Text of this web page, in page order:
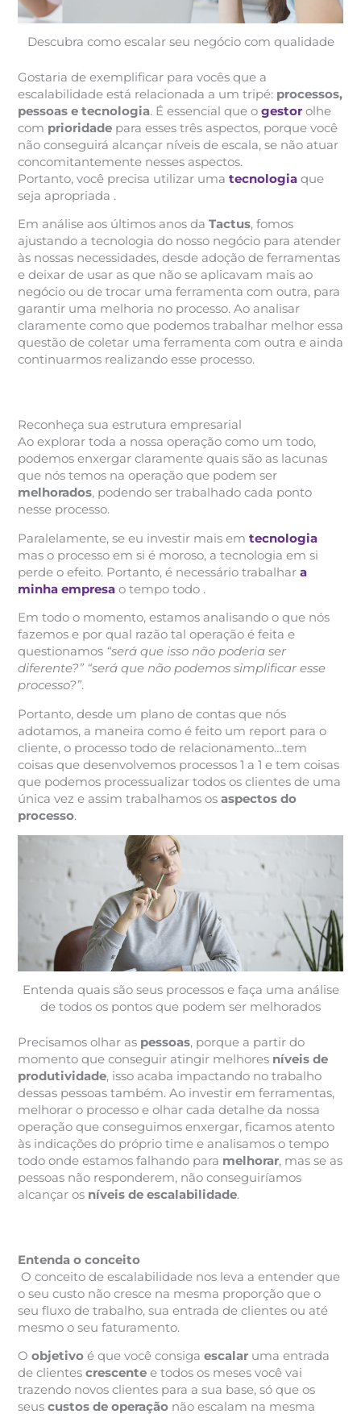
Descubra como escalar seu negócio com qualidade
Gostaria de exemplificar para vocês que a
escalabilidade está relacionada a um tripé: processos,
pessoas e tecnologia. É essencial que o gestor olhe
com prioridadepara esses três aspectos, porque você
não conseguirá alcançar níveis de escala, se não atuar
concomitantemente nesses aspectos.
Portanto, você precisa utilizar uma tecnologiaque
seja apropriada .
Em análise aos últimos anos da Tactus, fomos
ajustando a tecnologia do nosso negócio para atender
às nossas necessidades, desde adoção de ferramentas
e deixar de usar as que não se aplicavam mais ao
negócio ou de trocar uma ferramenta com outra, para
garantir uma melhoria no processo. Ao analisar
claramente como que podemos trabalhar melhor essa
questão de coletar uma ferramenta com outra e ainda
continuarmos realizando esse processo.
Reconheça sua estrutura empresarial
Ao explorar toda a nossa operação como um todo,
podemos enxergar claramente quais são as lacunas
que nós temos na operação que podem ser
melhorados, podendo ser trabalhado cada ponto
nesse processo.
Paralelamente, se eu investir mais em tecnologia
mas o processo em si é moroso, a tecnologia em si
perde o efeito. Portanto, é necessário trabalhar a
minha empresa o tempo todo .
Em todo o momento, estamos analisando o que nós
fazemos e por qual razão tal operação é feita e
questionamos “será que isso não poderia ser
diferente?” “será que não podemos simplificar esse
processo?”.
Portanto, desde um plano de contas que nós
adotamos, a maneira como é feito um report para o
cliente, o processo todo de relacionamento…tem
coisas que desenvolvemos processos 1 a 1 e tem coisas
que podemos processualizar todos os clientes de uma
única vez e assim trabalhamos os aspectos do
processo.
Entenda quais são seus processos e faça uma análise
de todos os pontos que podem ser melhorados
Precisamos olhar aspessoas, porque a partir do
momento que conseguir atingir melhores níveis de
produtividade, isso acaba impactando no trabalho
dessas pessoas também. Ao investir em ferramentas,
melhorar o processo e olhar cada detalhe da nossa
operação que conseguimos enxergar, ficamos atento
às indicações do próprio time e analisamos o tempo
todo onde estamos falhando para melhorar, mas se as
pessoas não responderem, não conseguiríamos
alcançar os níveis de escalabilidade.
Entenda o conceito
O conceito de escalabilidade nos leva a entender que
o seu custo não cresce na mesma proporção que o
seu fluxo de trabalho, sua entrada de clientes ou até
mesmo o seu faturamento.
O objetivo é que você consiga escalaruma entrada
de clientes crescentee todos os meses você vai
trazendo novos clientes para a sua base, só que os
seus custos de operaçãonão escalam na mesma